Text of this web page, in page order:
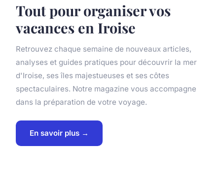
Tout pour organiser vos
vacances en Iroise
Retrouvez chaque semaine de nouveaux articles,
analyses et guides pratiques pour découvrir la mer
d'Iroise, ses îles majestueuses et ses côtes
spectaculaires. Notre magazine vous accompagne
dans la préparation de votre voyage.
En savoir plus →